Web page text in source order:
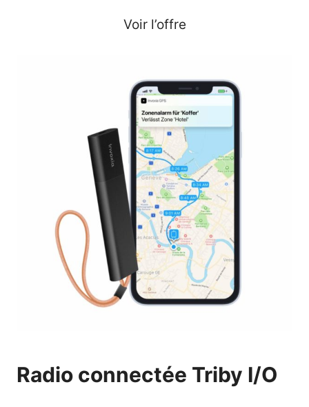
Voir l’offre
Radio connectée Triby I/O